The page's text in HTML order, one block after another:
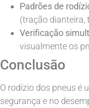
Padrões de
(tração dianteira,
Verificação
visualmente os
Conclusão
O rodízio dos pneus é
segurança e no